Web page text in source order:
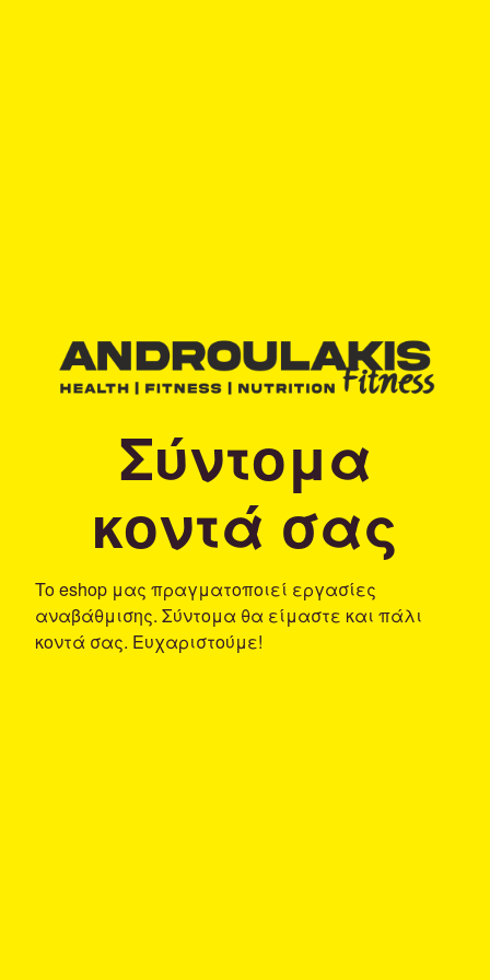
Σύντομα
κοντά σας
To eshop μας πραγματοποιεί εργασίες
αναβάθμισης. Σύντομα θα είμαστε και πάλι
κοντά σας. Ευχαριστούμε!